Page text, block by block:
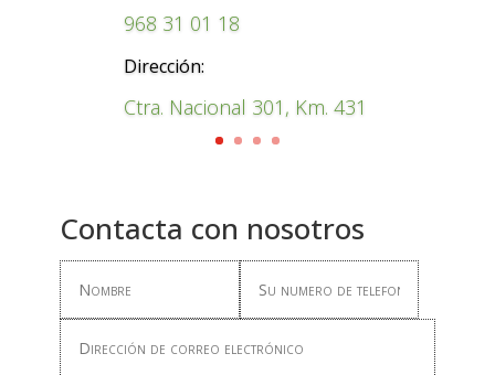
968 31 01 18
Dirección:
Ctra. Nacional 301, Km. 431
Contacta con nosotros